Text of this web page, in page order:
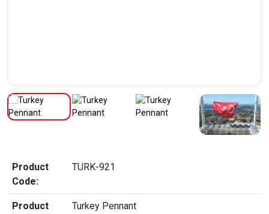
Product
Code:
TURK-921
Product
Turkey Pennant